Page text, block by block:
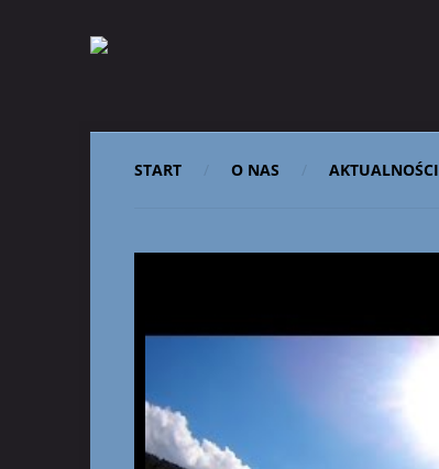
START O NAS AKTUALNOŚCI